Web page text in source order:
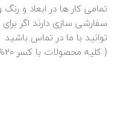
تمامی کار ها در ابعاد و
سفارشی سازی دارند اگر
توانید با ما در تماس
{ کلیه محصولات با کسر 20% قابل استرداد می باشند }